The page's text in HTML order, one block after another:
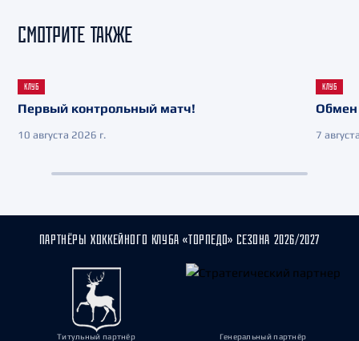
СМОТРИТЕ ТАКЖЕ
КЛУБ
Первый контрольный матч!
10 августа 2026 г.
КЛУБ
Обмен
7
ПАРТНЁРЫ ХОККЕЙНОГО КЛУБА «ТОРПЕДО» СЕЗОНА 2026/2027
Титульный партнёр Генеральный партнёр